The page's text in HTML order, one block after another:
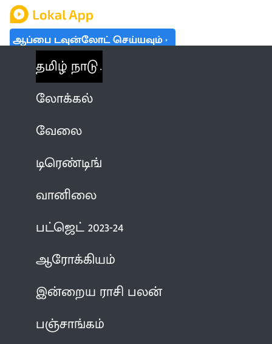
ஆப்பை டவுன்லோட் செய்யவும்
தமிழ் நாடு
லோக்கல்
வேலை
டிரெண்டிங்
வானிலை
பட்ஜெட் 2023-24
ஆரோக்கியம்
இன்றைய ராசி பலன்
பஞ்சாங்கம்